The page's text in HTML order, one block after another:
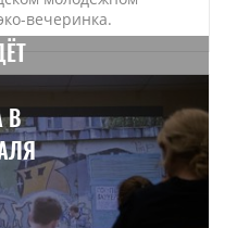
вечеринка.
В